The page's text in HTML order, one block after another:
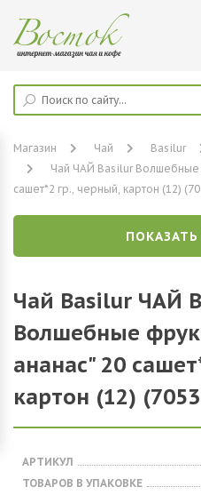
Магазин Чай Basilur
Чай ЧАЙ Basilur Волшебные
сашет*2 гр., черный, картон (12)
Чай Basilur ЧАЙ
Волшебные
ананас" 20
картон (12)
АРТИКУЛ
ТОВАРОВ В УПАКОВКЕ